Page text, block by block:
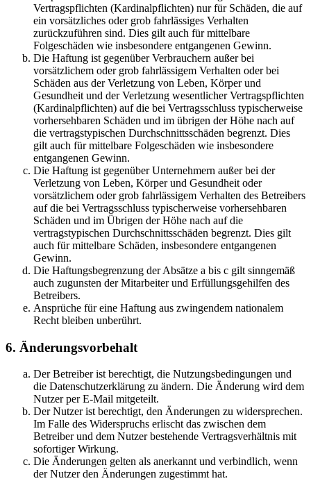
Vertragspflichten (Kardinalpflichten) nur für Schäden, die auf
ein vorsätzliches oder grob fahrlässiges Verhalten
zurückzuführen sind. Dies gilt auch für mittelbare
Folgeschäden wie insbesondere entgangenen Gewinn.
Die Haftung ist gegenüber Verbrauchern außer bei
vorsätzlichem oder grob fahrlässigem Verhalten oder bei
Schäden aus der Verletzung von Leben, Körper und
Gesundheit und der Verletzung wesentlicher Vertragspflichten
(Kardinalpflichten) auf die bei Vertragsschluss typischerweise
vorhersehbaren Schäden und im übrigen der Höhe nach auf
die vertragstypischen Durchschnittsschäden begrenzt. Dies
gilt auch für mittelbare Folgeschäden wie insbesondere
entgangenen Gewinn.
Die Haftung ist gegenüber Unternehmern außer bei der
Verletzung von Leben, Körper und Gesundheit oder
vorsätzlichem oder grob fahrlässigem Verhalten des Betreibers
auf die bei Vertragsschluss typischerweise vorhersehbaren
Schäden und im Übrigen der Höhe nach auf die
vertragstypischen Durchschnittsschäden begrenzt. Dies gilt
auch für mittelbare Schäden, insbesondere entgangenen
Gewinn.
Die Haftungsbegrenzung der Absätze a bis c gilt sinngemäß
auch zugunsten der Mitarbeiter und Erfüllungsgehilfen des
Betreibers.
Ansprüche für eine Haftung aus zwingendem nationalem
Recht bleiben unberührt.
6. Änderungsvorbehalt
Der Betreiber ist berechtigt, die Nutzungsbedingungen und
die Datenschutzerklärung zu ändern. Die Änderung wird dem
Nutzer per E-Mail mitgeteilt.
Der Nutzer ist berechtigt, den Änderungen zu widersprechen.
Im Falle des Widerspruchs erlischt das zwischen dem
Betreiber und dem Nutzer bestehende Vertragsverhältnis mit
sofortiger Wirkung.
Die Änderungen gelten als anerkannt und verbindlich, wenn
der Nutzer den Änderungen zugestimmt hat.